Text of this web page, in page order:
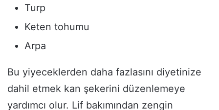
Turp
Keten tohumu
Arpa
Bu yiyeceklerden daha fazlasını diyetinize
dahil etmek kan şekerini düzenlemeye
yardımcı olur. Lif bakımından zengin